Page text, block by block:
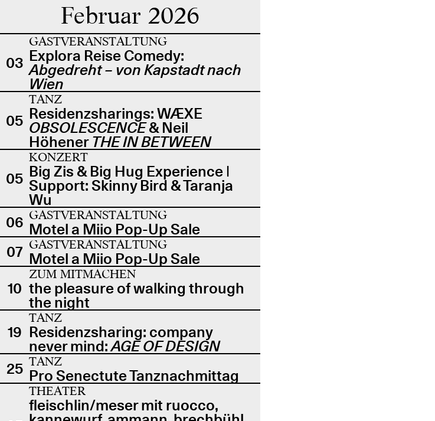
Februar 2026
03
GASTVERANSTALTUNG
Explora Reise Comedy:
Abgedreht – von Kapstadt nach
Wien
05
TANZ
Residenzsharings: WÆXE
OBSOLESCENCE& Neil
Höhener THE IN BETWEEN
05
KONZERT
Big Zis & Big Hug Experience |
Support: Skinny Bird & Taranja
Wu
06 GASTVERANSTALTUNG
Motel a Miio Pop-Up Sale
07 GASTVERANSTALTUNG
Motel a Miio Pop-Up Sale
10
ZUM MITMACHEN
the pleasure of walking through
the night
19
TANZ
Residenzsharing: company
never mind:AGE OF DESIGN
25 TANZ
Pro Senectute Tanznachmittag
THEATER
fleischlin/meser mit ruocco,